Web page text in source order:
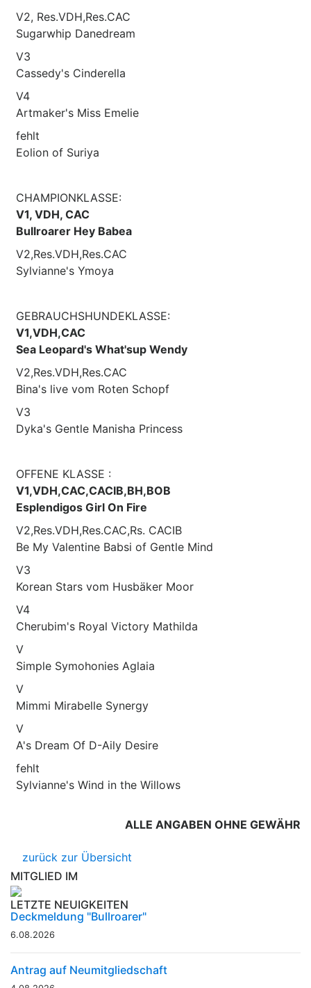
V2, Res.VDH,Res.CAC
Sugarwhip Danedream
V3
Cassedy's Cinderella
V4
Artmaker's Miss Emelie
fehlt
Eolion of Suriya
CHAMPIONKLASSE:
V1, VDH, CAC
Bullroarer Hey Babea
V2,Res.VDH,Res.CAC
Sylvianne's Ymoya
GEBRAUCHSHUNDEKLASSE:
V1,VDH,CAC
Sea Leopard's What'sup Wendy
V2,Res.VDH,Res.CAC
Bina's live vom Roten Schopf
V3
Dyka's Gentle Manisha Princess
OFFENE KLASSE :
V1,VDH,CAC,CACIB,BH,BOB
Esplendigos Girl On Fire
V2,Res.VDH,Res.CAC,Rs. CACIB
Be My Valentine Babsi of Gentle Mind
V3
Korean Stars vom Husbäker Moor
V4
Cherubim's Royal Victory Mathilda
V
Simple Symohonies Aglaia
V
Mimmi Mirabelle Synergy
V
A's Dream Of D-Aily Desire
fehlt
Sylvianne's Wind in the Willows
ALLE ANGABEN OHNE GEWÄHR
zurück zur Übersicht
MITGLIED IM
LETZTE NEUIGKEITEN
Deckmeldung "Bullroarer"
6.08.2026
Antrag auf Neumitgliedschaft